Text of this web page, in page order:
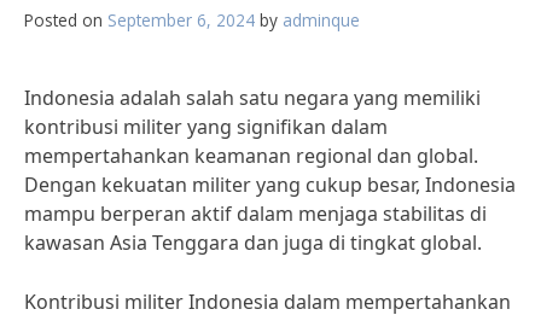
Posted on September 6, 2024 by adminque
Indonesia adalah salah satu negara yang memiliki
kontribusi militer yang signifikan dalam
mempertahankan keamanan regional dan global.
Dengan kekuatan militer yang cukup besar, Indonesia
mampu berperan aktif dalam menjaga stabilitas di
kawasan Asia Tenggara dan juga di tingkat global.
Kontribusi militer Indonesia dalam mempertahankan